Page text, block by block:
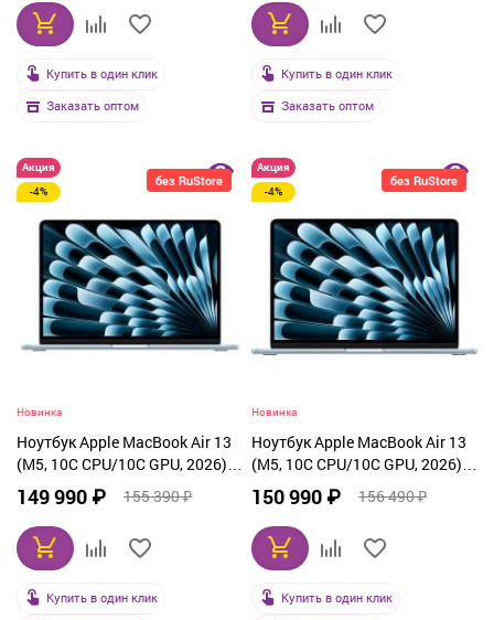
Купить в один клик
Заказать оптом
Купить в один клик
Заказать оптом
без RuStore
Акция
-4%
Новинка
Ноутбук Apple MacBook Air 13
(M5, 10C CPU/10C GPU, 2026),
32 ГБ, 512 ГБ SSD, Sky Blue
(Z1L9000ZT)
149 990 ₽ 155 390 ₽
Купить в один клик
без RuStore
Акция
-4%
Новинка
Ноутбук Apple MacBook Air 13
(M5, 10C CPU/10C GPU, 2026),
24 ГБ, 1 ТБ SSD, Sky Blue
(MDHK4)
150 990 ₽ 156 490 ₽
Купить в один клик